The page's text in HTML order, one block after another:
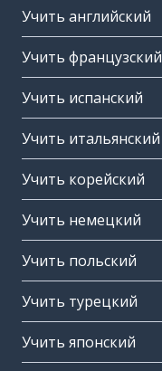
Учить английский
Учить французский
Учить испанский
Учить итальянский
Учить корейский
Учить немецкий
Учить польский
Учить турецкий
Учить японский